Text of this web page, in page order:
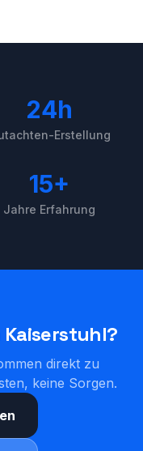
24h
Erstellung
15+
Jahre Erfahrung
?
direkt zu
keine Sorgen.